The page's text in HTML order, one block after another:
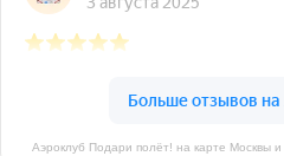
Аэроклуб Подари полёт! на карте Москвы